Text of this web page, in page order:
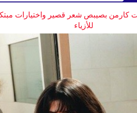
كارمن بصيبص شعر قصير واختيارات
للأزياء